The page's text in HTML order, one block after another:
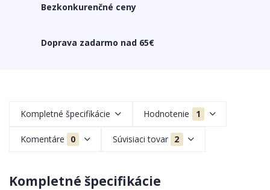
Bezkonkurenčné ceny
Doprava zadarmo nad 65€
Kompletné špecifikácie Hodnotenie 1
Komentáre 0 Súvisiaci tovar 2
Kompletné špecifikácie